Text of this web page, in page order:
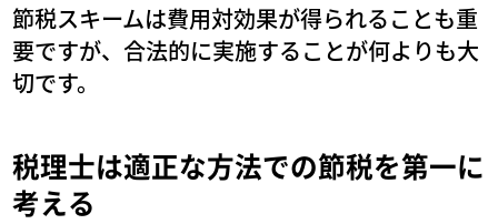
節税スキームは費用対効果が得られることも重
要ですが、合法的に実施することが何よりも大
切です。
税理士は適正な方法での節税を第一に
考える